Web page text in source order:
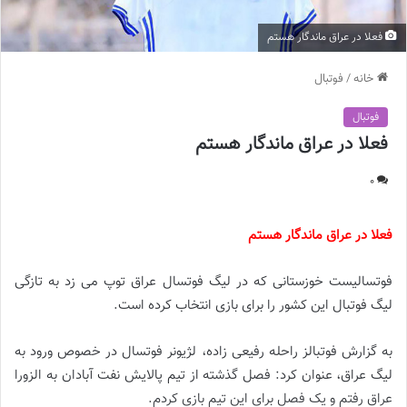
فعلا در عراق ماندگار هستم
خانه/ فوتبال
فوتبال
فعلا در عراق ماندگار هستم
0
فعلا در عراق ماندگار هستم
فوتسالیست خوزستانی که در لیگ فوتسال عراق توپ می زد به تازگی
لیگ فوتبال این کشور را برای بازی انتخاب کرده است.
به گزارش فوتبالز راحله رفیعی زاده، لژیونر فوتسال در خصوص ورود به
لیگ عراق، عنوان کرد: فصل گذشته از تیم پالایش نفت آبادان به الزورا
عراق رفتم و یک فصل برای این تیم بازی کردم.